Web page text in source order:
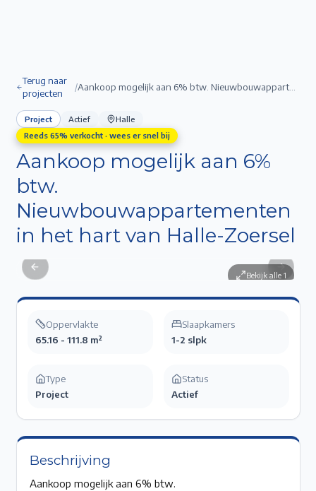
Terug naar
projecten
/ Aankoop mogelijk aan 6% btw. Nieuwbouwappartementen in het hart van Halle-Zoersel
Project Actief
Halle
Reeds 65% verkocht · wees er snel bij
Aankoop mogelijk aan 6%
btw.
Nieuwbouwappartementen
in het hart van Halle-Zoersel
Previous slide Next
Bekijk alle 1
Oppervlakte
65.16 - 111.8 m²
Slaapkamers
1-2 slpk
Type
Project
Status
Actief
Beschrijving
Aankoop mogelijk aan 6% btw.